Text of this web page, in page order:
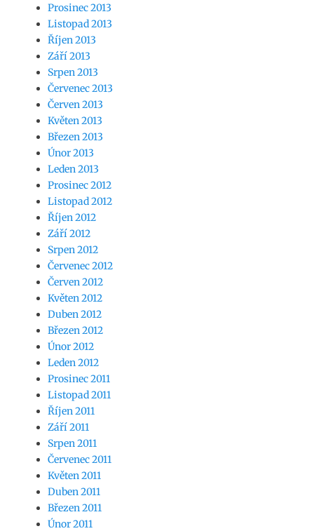
Prosinec 2013
Listopad 2013
Říjen 2013
Září 2013
Srpen 2013
Červenec 2013
Červen 2013
Květen 2013
Březen 2013
Únor 2013
Leden 2013
Prosinec 2012
Listopad 2012
Říjen 2012
Září 2012
Srpen 2012
Červenec 2012
Červen 2012
Květen 2012
Duben 2012
Březen 2012
Únor 2012
Leden 2012
Prosinec 2011
Listopad 2011
Říjen 2011
Září 2011
Srpen 2011
Červenec 2011
Květen 2011
Duben 2011
Březen 2011
Únor 2011